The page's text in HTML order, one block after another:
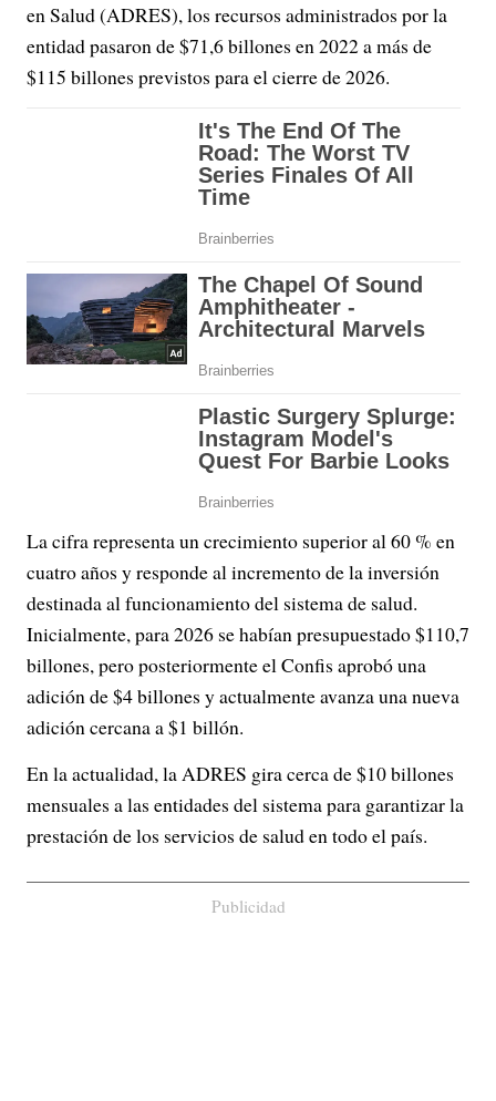
en Salud (ADRES), los recursos administrados por la
entidad pasaron de $71,6 billones en 2022 a más de
$115 billones previstos para el cierre de 2026.
La cifra representa un crecimiento superior al 60 % en
cuatro años y responde al incremento de la inversión
destinada al funcionamiento del sistema de salud.
Inicialmente, para 2026 se habían presupuestado $110,7
billones, pero posteriormente el Confis aprobó una
adición de $4 billones y actualmente avanza una nueva
adición cercana a $1 billón.
En la actualidad, la ADRES gira cerca de $10 billones
mensuales a las entidades del sistema para garantizar la
prestación de los servicios de salud en todo el país.
Publicidad